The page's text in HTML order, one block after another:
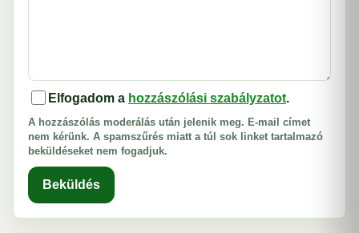
Elfogadom a hozzászólási szabályzatot.
A hozzászólás moderálás után jelenik meg. E-mail címet
nem kérünk. A spamszűrés miatt a túl sok linket tartalmazó
beküldéseket nem fogadjuk.
Beküldés